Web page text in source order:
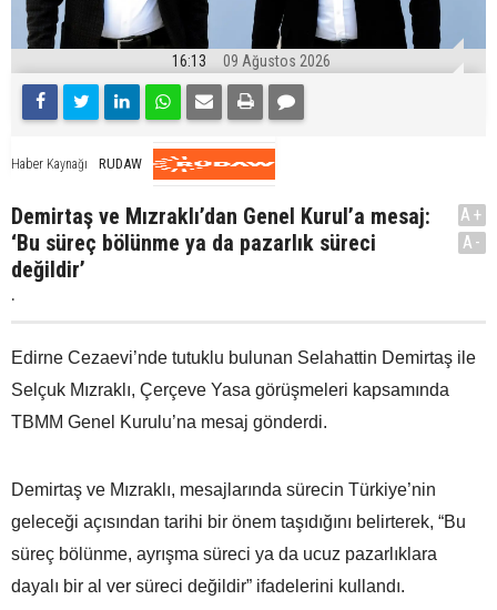
16:13 09 Ağustos 2026
Haber Kaynağı RUDAW
Demirtaş ve Mızraklı’dan Genel Kurul’a mesaj:
‘Bu süreç bölünme ya da pazarlık süreci
değildir’
.
A+
A-
Edirne Cezaevi’nde tutuklu bulunan Selahattin Demirtaş ile
Selçuk Mızraklı, Çerçeve Yasa görüşmeleri kapsamında
TBMM Genel Kurulu’na mesaj gönderdi.
Demirtaş ve Mızraklı, mesajlarında sürecin Türkiye’nin
geleceği açısından tarihi bir önem taşıdığını belirterek, “Bu
süreç bölünme, ayrışma süreci ya da ucuz pazarlıklara
dayalı bir al ver süreci değildir” ifadelerini kullandı.